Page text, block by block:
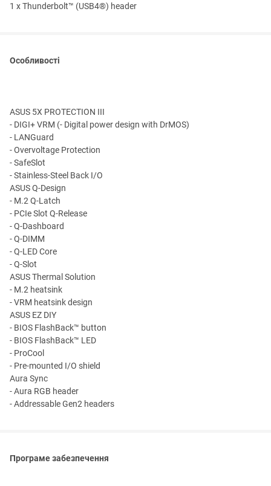
1 x Thunderbolt™ (USB4®) header
Особливості
ASUS 5X PROTECTION III
- DIGI+ VRM (- Digital power design with DrMOS)
- LANGuard
- Overvoltage Protection
- SafeSlot
- Stainless-Steel Back I/O
ASUS Q-Design
- M.2 Q-Latch
- PCIe Slot Q-Release
- Q-Dashboard
- Q-DIMM
- Q-LED Core
- Q-Slot
ASUS Thermal Solution
- M.2 heatsink
- VRM heatsink design
ASUS EZ DIY
- BIOS FlashBack™ button
- BIOS FlashBack™ LED
- ProCool
- Pre-mounted I/O shield
Aura Sync
- Aura RGB header
- Addressable Gen2 headers
Програме забезпечення